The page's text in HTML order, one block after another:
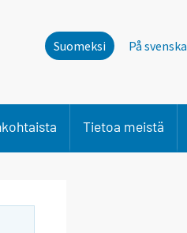
Suomeksi På svenska
Tietoa meistä